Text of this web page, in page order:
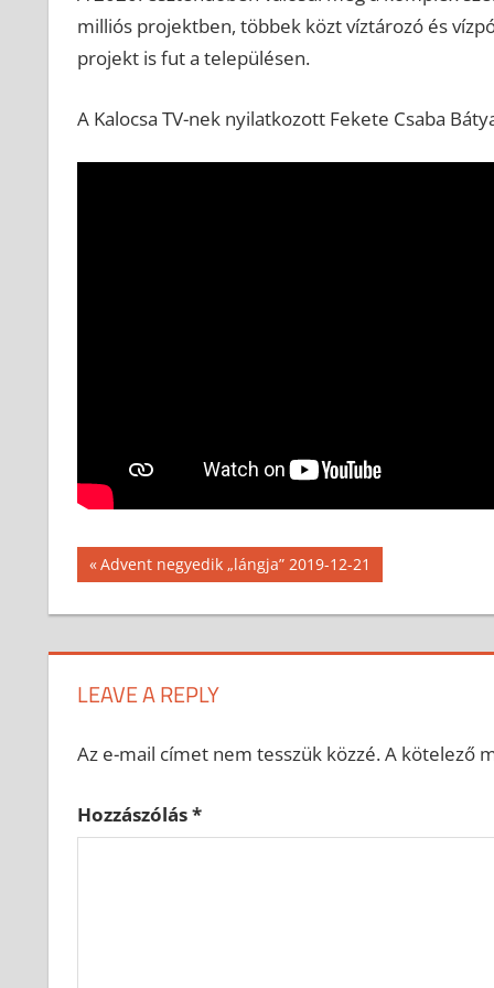
milliós projektben, többek közt víztározó és
projekt is fut a településen.
A Kalocsa TV-nek nyilatkozott Fekete Csaba
Bejegyzés
navigáció
Previous
Post:
Advent negyedik „lángja” 2019-12-21
LEAVE A REPLY
Az e-mail címet nem tesszük közzé.A kötelező
Hozzászólás*